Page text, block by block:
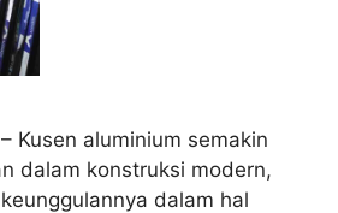
Kusen aluminium semakin
dalam konstruksi modern,
dalam hal